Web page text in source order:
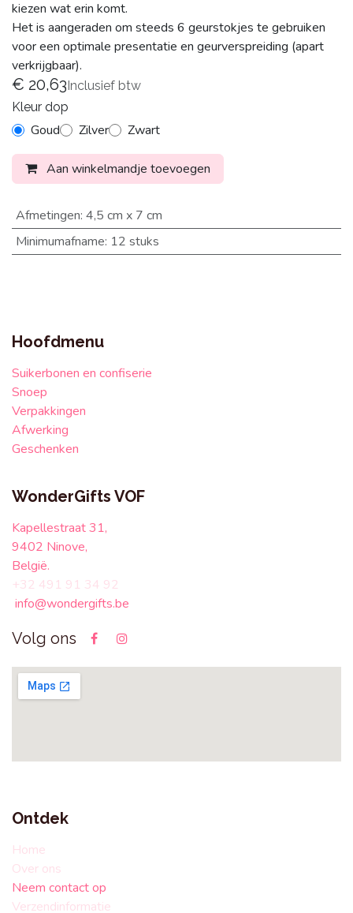
kiezen wat erin komt.
Het is aangeraden om steeds 6 geurstokjes te gebruiken
voor een optimale presentatie en geurverspreiding (apart
verkrijgbaar).
€ 20,63Inclusief btw
Kleur dop
Goud Zilver Zwart
Aan winkelmandje toevoegen
Afmetingen: 4,5 cm x 7 cm
Minimumafname: 12 stuks
Hoofdmenu
Suikerbonen en confiserie
Snoep
Verpakkingen
Afwerking
Geschenken
WonderGifts VOF
Kapellestraat 31,
9402 Ninove,
België.
+32 491 91 34 92
info@wondergifts.be
Volg ons
Ontdek
Home
Over ons
Neem contact op
Verzendinformatie